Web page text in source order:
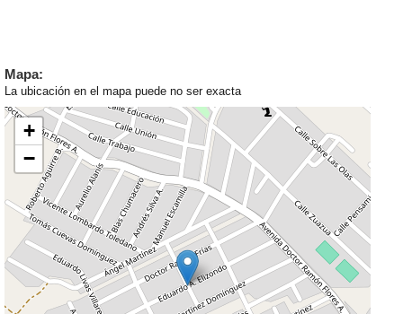
Mapa:
La ubicación en el mapa puede no ser exacta
+
−